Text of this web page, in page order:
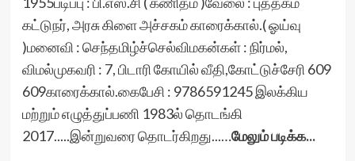
கட்டுநர், அரசு கிளை அச்சகம் காரைக்கால்.( ஓய்வு
)மனைவி : செந்தமிழ்ச்செல்விமகன்கள் : நிர்மல்,
விமல்முகவரி : 7, பிடாரி கோயில் வீதி,கோட்டுச்சேரி 609
609காரைக்கால்.கைபேசி : 9786591245 இலக்கிய
மற்றும் எழுத்துப்பணி 1983ல் தொடங்கி
2017.....இன்றுவரை தொடர்கிறது...…மேலும் படிக்க...